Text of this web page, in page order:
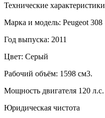
Технические характеристики
Марка и модель: Peugeot 308
Год выпуска: 2011
Цвет: Серый
Рабочий объём: 1598 см3.
Мощность двигателя 120 л.с.
Юридическая чистота